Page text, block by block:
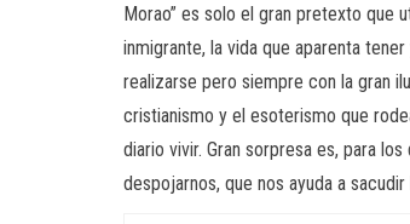
Morao” es solo el gran pretexto que
inmigrante, la vida que aparenta
realizarse pero siempre con la gran
cristianismo y el esoterismo que
diario vivir. Gran sorpresa es, para
despojarnos, que nos ayuda a